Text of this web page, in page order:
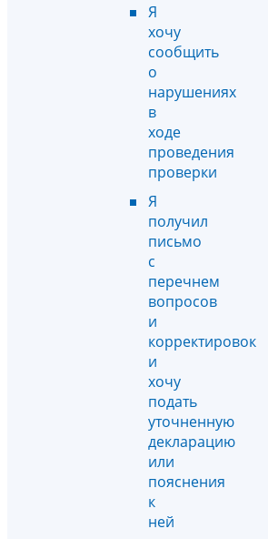
Я
хочу
сообщить
о
нарушениях
в
ходе
проведения
проверки
Я
получил
письмо
с
перечнем
вопросов
и
корректировок
и
хочу
подать
уточненную
декларацию
или
пояснения
к
ней